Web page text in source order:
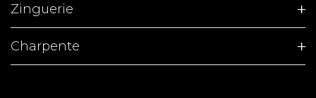
Zinguerie
Charpente